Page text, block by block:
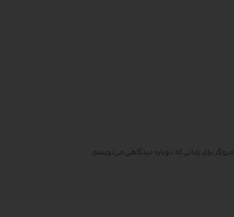
برای زمانی که دوباره دیدگاهی می‌نویسم.